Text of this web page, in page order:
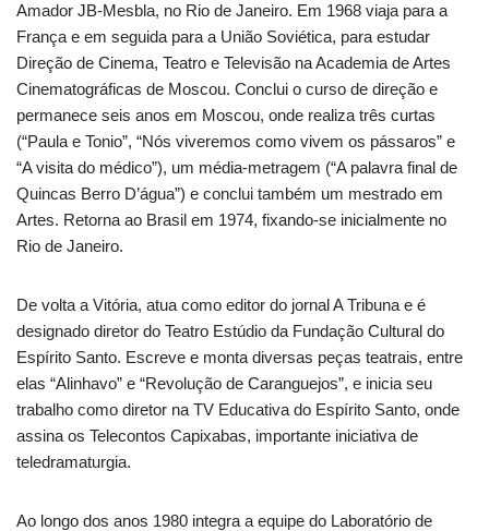
Amador JB-Mesbla, no Rio de Janeiro. Em 1968 viaja para a
França e em seguida para a União Soviética, para estudar
Direção de Cinema, Teatro e Televisão na Academia de Artes
Cinematográficas de Moscou. Conclui o curso de direção e
permanece seis anos em Moscou, onde realiza três curtas
(“Paula e Tonio”, “Nós viveremos como vivem os pássaros” e
“A visita do médico”), um média-metragem (“A palavra final de
Quincas Berro D’água”) e conclui também um mestrado em
Artes. Retorna ao Brasil em 1974, fixando-se inicialmente no
Rio de Janeiro.
De volta a Vitória, atua como editor do jornal A Tribuna e é
designado diretor do Teatro Estúdio da Fundação Cultural do
Espírito Santo. Escreve e monta diversas peças teatrais, entre
elas “Alinhavo” e “Revolução de Caranguejos”, e inicia seu
trabalho como diretor na TV Educativa do Espírito Santo, onde
assina os Telecontos Capixabas, importante iniciativa de
teledramaturgia.
Ao longo dos anos 1980 integra a equipe do Laboratório de